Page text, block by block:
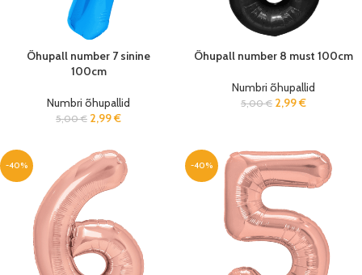
Õhupall number 7 sinine
100cm
Numbri õhupallid
5,00€ 2,99€
Õhupall number 8 must 100cm
Numbri õhupallid
5,00€ 2,99€
-40% -40%